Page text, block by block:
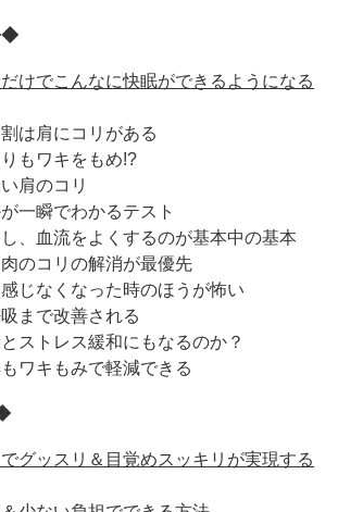
けでこんなに快眠ができるようになる
は肩にコリがある
もワキをもめ!?
肩のコリ
一瞬でわかるテスト
、血流をよくするのが基本中の基本
のコリの解消が最優先
じなくなった時のほうが怖い
まで改善される
ストレス緩和にもなるのか？
ワキもみで軽減できる
グッスリ＆目覚めスッキリが実現する